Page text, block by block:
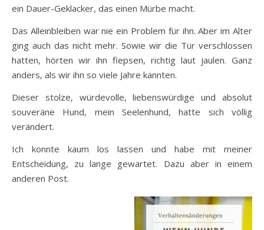
ein Dauer-Geklacker, das einen Mürbe macht.
Das Alleinbleiben war nie ein Problem für ihn. Aber im Alter
ging auch das nicht mehr. Sowie wir die Tür verschlossen
hatten, hörten wir ihn fiepsen, richtig laut jaulen. Ganz
anders, als wir ihn so viele Jahre kannten.
Dieser stolze, würdevolle, liebenswürdige und absolut
souveräne Hund, mein Seelenhund, hatte sich völlig
verändert.
Ich konnte kaum los lassen und habe mit meiner
Entscheidung, zu lange gewartet. Dazu aber in einem
anderen Post.